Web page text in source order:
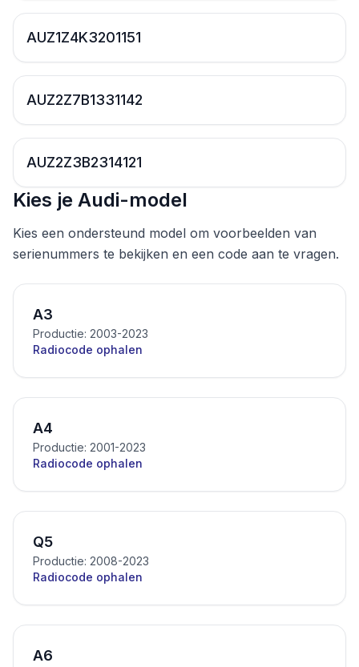
AUZ1Z4K3201151
AUZ2Z7B1331142
AUZ2Z3B2314121
Kies je Audi-model
Kies een ondersteund model om voorbeelden van
serienummers te bekijken en een code aan te vragen.
A3
Productie: 2003-2023
Radiocode ophalen
A4
Productie: 2001-2023
Radiocode ophalen
Q5
Productie: 2008-2023
Radiocode ophalen
A6